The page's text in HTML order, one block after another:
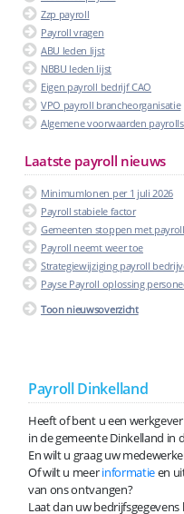
Zzp payroll
Payroll vragen
ABU leden lijst
NBBU leden lijst
Eigen payroll bedrijf CAO
VPO payroll brancheorganisatie
Algemene voorwaarden
Laatste payroll nieuws
Minimumlonen per 1 juli 2026
Payroll stabiele factor
Gemeenten stoppen met payroll
Payroll neemt weer toe
Strategiewijziging payroll
Payse Payroll oplossing
Toon nieuwsoverzicht
Payroll Dinkelland
Heeft of bent u een
in de gemeente Dinkelland in
En wilt u graag uw
Of wilt u meerinformatieen
van ons ontvangen?
Laat dan uw